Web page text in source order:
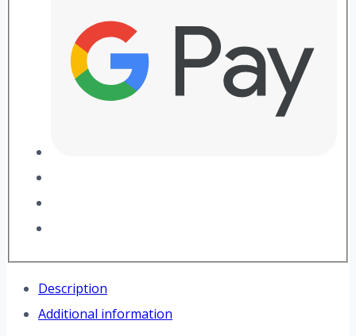
Description
Additional information